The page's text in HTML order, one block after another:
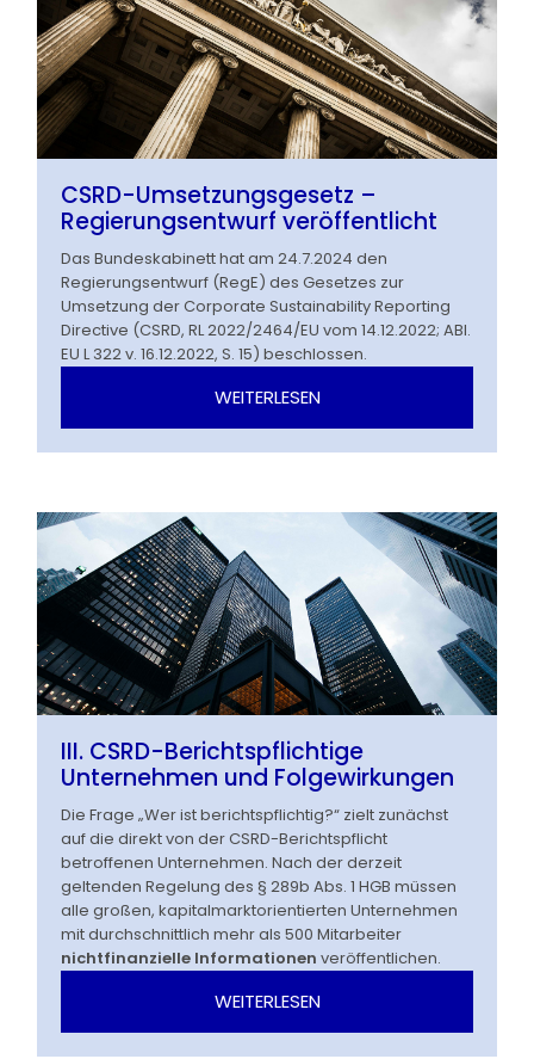
CSRD-Umsetzungsgesetz –
Regierungsentwurf veröffentlicht
Das Bundeskabinett hat am 24.7.2024 den
Regierungsentwurf (RegE) des Gesetzes zur
Umsetzung der Corporate Sustainability Reporting
Directive (CSRD, RL 2022/2464/EU vom 14.12.2022; ABl.
EU L 322 v. 16.12.2022, S. 15) beschlossen.
WEITERLESEN
III. CSRD-Berichtspflichtige
Unternehmen und Folgewirkungen
Die Frage „Wer ist berichtspflichtig?“ zielt zunächst
auf die direkt von der CSRD-Berichtspflicht
betroffenen Unternehmen. Nach der derzeit
geltenden Regelung des § 289b Abs. 1 HGB müssen
alle großen, kapitalmarktorientierten Unternehmen
mit durchschnittlich mehr als 500 Mitarbeiter
nichtfinanzielle Informationen veröffentlichen.
WEITERLESEN